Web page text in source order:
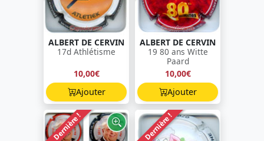
ALBERT DE CERVIN
17d Athlétisme
10,00€
Ajouter
ALBERT DE CERVIN
19 80 ans Witte
Paard
10,00€
Ajouter
Dernière ! Dernière !